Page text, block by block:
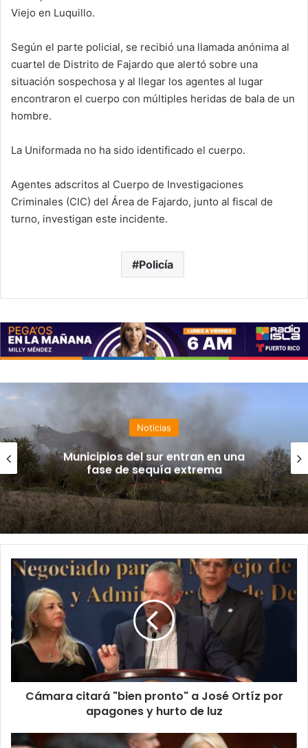
Viejo en Luquillo.
Según el parte policial, se recibió una llamada anónima al
cuartel de Distrito de Fajardo que alertó sobre una
situación sospechosa y al llegar los agentes al lugar
encontraron el cuerpo con múltiples heridas de bala de un
hombre.
La Uniformada no ha sido identificado el cuerpo.
Agentes adscritos al Cuerpo de Investigaciones
Criminales (CIC) del Área de Fajardo, junto al fiscal de
turno, investigan este incidente.
Policía
Noticias
Municipios del sur entran en una
fase de sequía extrema
Cámara
citará
"bien
pronto"
a
José
Ortíz
apagones
Cámara citará "bien pronto" a José Ortíz por
apagones y hurto de luz
Gobernadora